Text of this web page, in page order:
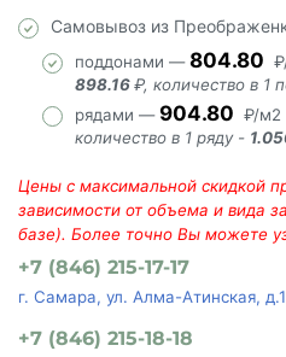
Самовывоз из
поддонами —804.80
898.16₽, количество в 1
рядами —904.80 ₽/м2
количество в 1 ряду -
Цены с максимальной скидкой
зависимости от объема и вида
базе). Более точно Вы можете
+7 (846) 215-17-17
г. Самара, ул. Алма-Атинская,
+7 (846) 215-18-18